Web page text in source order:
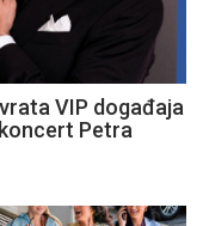
VIP događaja
Petra